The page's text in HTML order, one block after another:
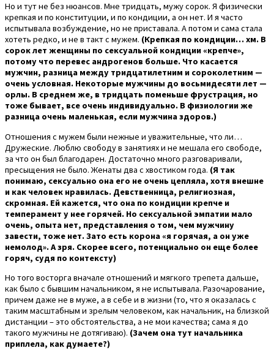
Но и тут не без нюансов. Мне тридцать, мужу сорок. Я физически
крепкая и по конституции, и по кондиции, а он нет. И я часто
испытывала возбуждение, но не приставала. А потом и сама стала
хотеть редко, и не в такт с мужем. (Крепкая по кондиции… хм. В
сорок лет женщины по сексуальной кондиции «крепче»,
потому что перевес андрогенов больше. Что касается
мужчин, разница между тридцатилетним и сороколетним —
очень условная. Некоторые мужчины до восьмидесяти лет —
орлы. В среднем же, в тридцать поменьше фрустрация, но
тоже бывает, все очень индивидуально. В физиологии же
разница очень маленькая, если мужчина здоров.)
Отношения с мужем были нежные и уважительные, что ли…
Дружеские. Люблю свободу в занятиях и не мешала его свободе,
за что он был благодарен. Достаточно много разговаривали,
пресыщения не было. Женаты два с хвостиком года. (Я так
понимаю, сексуально она его не очень цепляла, хотя внешне
и как человек нравилась. Девственница, религиозная,
скромная. Ей кажется, что она по кондиции крепче и
темперамент у нее горячей. Но сексуальной эмпатии мало
очень, опыта нет, представления о том, чем мужчину
завести, тоже нет. Зато есть корона «я горячая, а он уже
немолод». А зря. Скорее всего, потенциально он еще более
горяч, судя по контексту)
Но того восторга вначале отношений и мягкого трепета дальше,
как было с бывшим начальником, я не испытывала. Разочарование,
причем даже не в муже, а в себе и в жизни (то, что я оказалась с
таким масштабным и зрелым человеком, как начальник, на близкой
дистанции – это обстоятельства, а не мои качества; сама я до
такого мужчины не дотягиваю). (Зачем она тут начальника
приплела, как думаете?)